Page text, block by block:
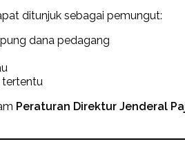
ditunjuk sebagai pemungut:
dana pedagang
tertentu
Peraturan Direktur Jenderal